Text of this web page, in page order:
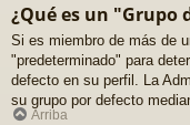
¿Qué es un "Grupo
Si es miembro de más de
"predeterminado" para
defecto en su perfil. La
su grupo por defecto
Arriba